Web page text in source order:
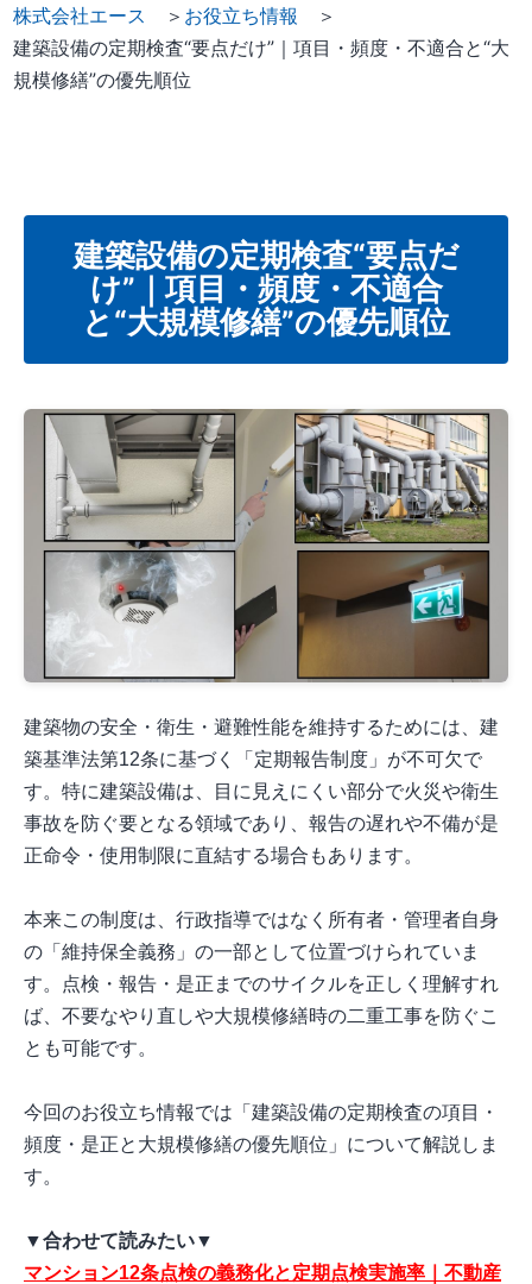
株式会社エース ＞ お役立ち情報
＞
建築設備の定期検査“要点だけ”｜項目・頻度・不適合と“大
規模修繕”の優先順位
建築設備の定期検査“要点だ
け”｜項目・頻度・不適合
と“大規模修繕”の優先順位
建築物の安全・衛生・避難性能を維持するためには、建
築基準法第12条に基づく「定期報告制度」が不可欠で
す。特に建築設備は、目に見えにくい部分で火災や衛生
事故を防ぐ要となる領域であり、報告の遅れや不備が是
正命令・使用制限に直結する場合もあります。
本来この制度は、行政指導ではなく所有者・管理者自身
の「維持保全義務」の一部として位置づけられていま
す。点検・報告・是正までのサイクルを正しく理解すれ
ば、不要なやり直しや大規模修繕時の二重工事を防ぐこ
とも可能です。
今回のお役立ち情報では「建築設備の定期検査の項目・
頻度・是正と大規模修繕の優先順位」について解説しま
す。
▼合わせて読みたい▼
マンション12条点検の義務化と定期点検実施率｜不動産